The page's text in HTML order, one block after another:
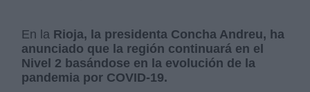
En la Rioja, la presidenta Concha Andreu, ha
anunciado que la región continuará en el
Nivel 2 basándose en la evolución de la
pandemia por COVID-19.